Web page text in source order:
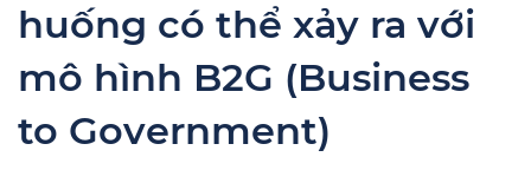
huống có thể xảy ra với
mô hình B2G (Business
to Government)